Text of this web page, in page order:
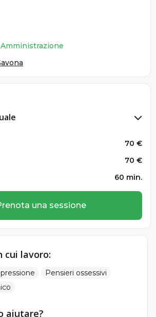
Amministrazione
70 €
70 €
60 min.
una sessione
cui lavoro:
Pensieri ossessivi
aiutare?